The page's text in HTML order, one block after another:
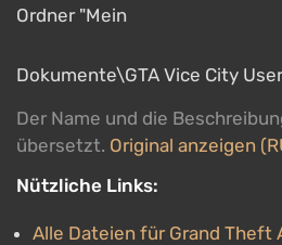
Ordner "Mein
Dokumente\GTA Vice City
Der Name und die
übersetzt. Original anzeigen
Nützliche Links:
Alle Dateien für Grand Theft